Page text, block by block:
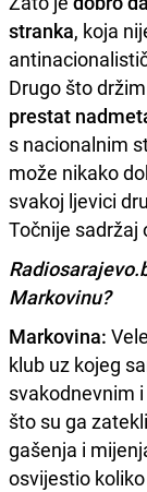
stranka, koja
Drugo što
prestat
s nacionalnim
može nikako
svakoj ljevici
Točnije sadržaj
Markovinu?
Markovina:
klub uz kojeg
svakodnevnim
što su ga
gašenja i
osvijestio